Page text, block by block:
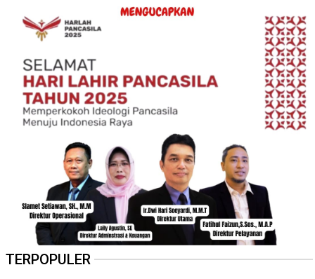
TERPOPULER